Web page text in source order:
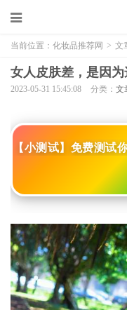
当前位置： 化妆品推荐网 > 文
女人皮肤差，是因
2023-05-31 15:45:08 分类： 文
【小测试】免费测试